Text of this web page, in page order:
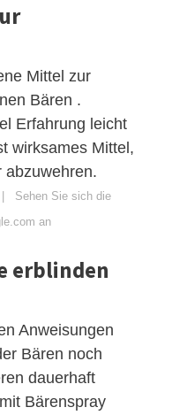
Mittel zur
Bären .
Erfahrung leicht
wirksames Mittel,
abzuwehren.
Sehen Sie sich die
an
erblinden
Anweisungen
Bären noch
dauerhaft
Bärenspray